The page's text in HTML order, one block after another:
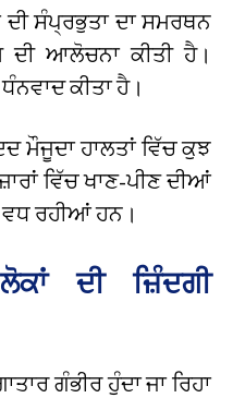
ਦੀ ਸੰਪ੍ਰਭੁਤਾ ਦਾ ਸਮਰਥਨ
ਦੀ ਆਲੋਚਨਾ ਕੀਤੀ ਹੈ।
ਕੀਤਾ ਹੈ।
ਮੌਜੂਦਾ ਹਾਲਤਾਂ ਵਿੱਚ ਕੁਝ
ਵਿੱਚ ਖਾਣ-ਪੀਣ ਦੀਆਂ
ਵਧ ਰਹੀਆਂ ਹਨ।
ਦੀ ਜ਼ਿੰਦਗੀ
ਗੰਭੀਰ ਹੁੰਦਾ ਜਾ ਰਿਹਾ